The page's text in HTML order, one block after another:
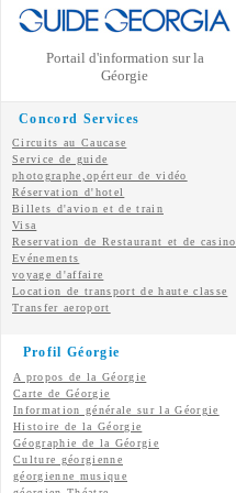
Portail d'information sur la
Géorgie
Concord Services
Circuits au Caucase
Service de guide
photographe,opérteur de vidéo
Réservation d'hotel
Billets d'avion et de train
Visa
Reservation de Restaurant et de casino
Evénements
voyage d'affaire
Location de transport de haute classe
Transfer aeroport
Profil Géorgie
A propos de la Géorgie
Carte de Géorgie
Information générale sur la Géorgie
Histoire de la Géorgie
Géographie de la Géorgie
Culture géorgienne
géorgienne musique